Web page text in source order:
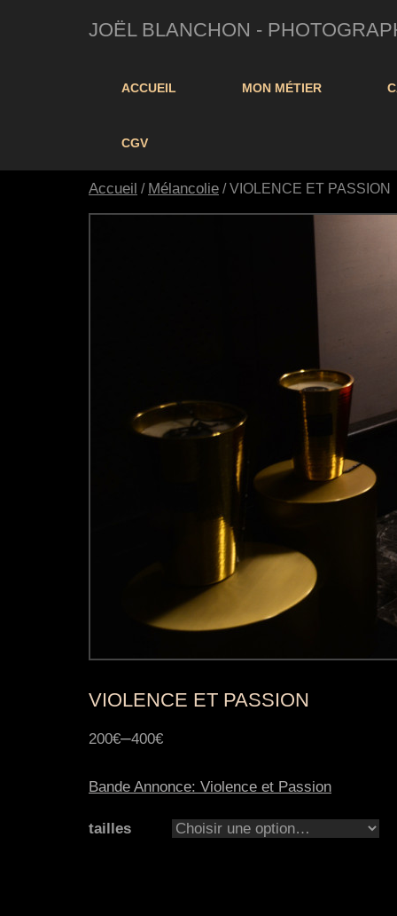
JOËL BLANCHON -
ACCUEIL MON MÉTIER
CGV
Accueil / Mélancolie / VIOLENCE ET PASSION
VIOLENCE ET PASSION
200€–400€
Bande Annonce: Violence et Passion
tailles